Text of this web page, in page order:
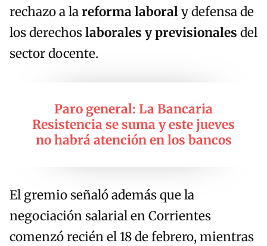
rechazo a lareforma laboraly defensa de
los derechoslaborales y previsionales del
sector docente.
Paro general: La Bancaria
Resistencia se suma y este jueves
no habrá atención en los bancos
El gremio señaló además que la
negociación salarial en Corrientes
comenzó recién el 18 de febrero, mientras